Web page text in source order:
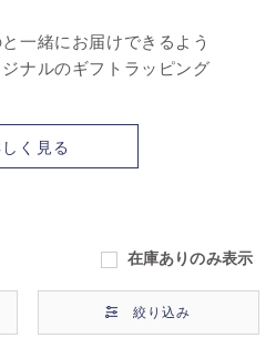
一緒にお届けできるよう
ナルのギフトラッピング
く見る
在庫ありのみ表示
絞り込み